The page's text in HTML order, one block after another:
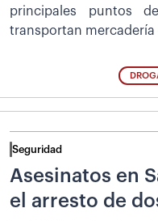
principales puntos
transportan
Seguridad
Asesinatos en
el arresto de